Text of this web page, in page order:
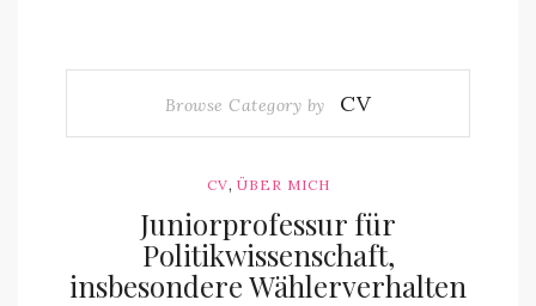
Browse Category by CV
CV, ÜBER MICH
Juniorprofessur für
Politikwissenschaft,
insbesondere Wählerverhalten